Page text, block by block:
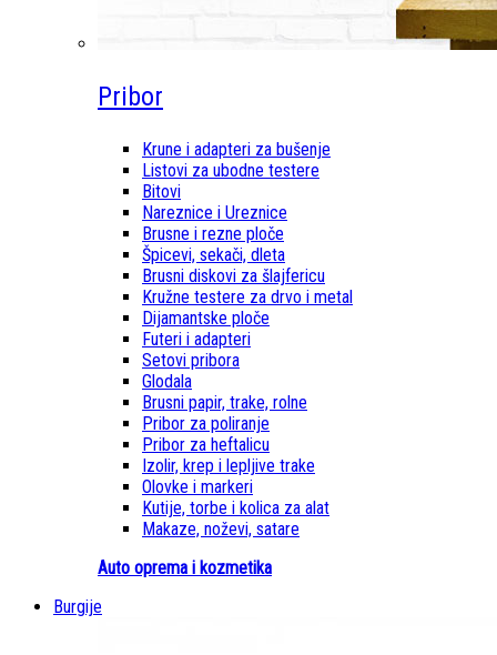
Pribor
Krune i adapteri za bušenje
Listovi za ubodne testere
Bitovi
Nareznice i Ureznice
Brusne i rezne ploče
Špicevi, sekači, dleta
Brusni diskovi za šlajfericu
Kružne testere za drvo i metal
Dijamantske ploče
Futeri i adapteri
Setovi pribora
Glodala
Brusni papir, trake, rolne
Pribor za poliranje
Pribor za heftalicu
Izolir, krep i lepljive trake
Olovke i markeri
Kutije, torbe i kolica za alat
Makaze, noževi, satare
Auto oprema i kozmetika
Burgije